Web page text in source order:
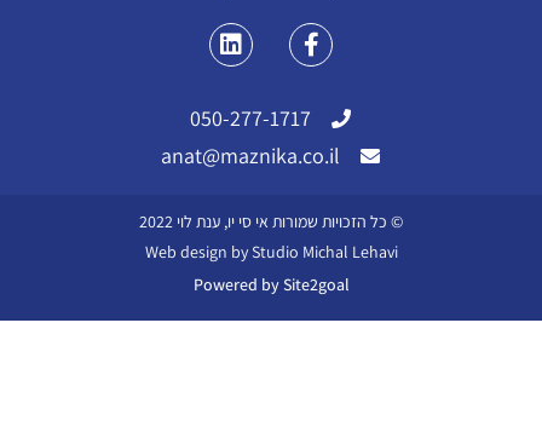
050-277-1717
anat@maznika.co.il
© כל הזכויות שמורות אי סי יו, ענת לוי 2022
Web design by Studio Michal Lehavi
Powered by Site2goal